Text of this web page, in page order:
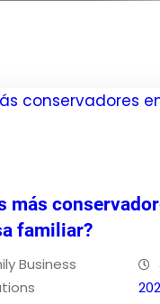
más
familiar?
Business